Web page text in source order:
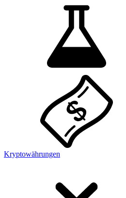
Kryptowährungen